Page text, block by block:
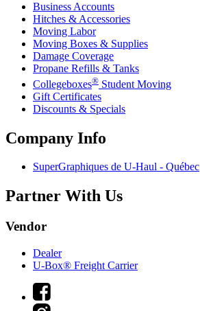
Business Accounts
Hitches & Accessories
Moving Labor
Moving Boxes & Supplies
Damage Coverage
Propane Refills & Tanks
Collegeboxes® Student Moving
Gift Certificates
Discounts & Specials
Company Info
SuperGraphiques de U-Haul - Québec
Partner With Us
Vendor
Dealer
U-Box® Freight Carrier